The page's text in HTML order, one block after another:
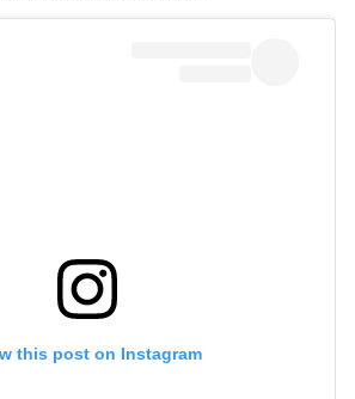
this post on Instagram